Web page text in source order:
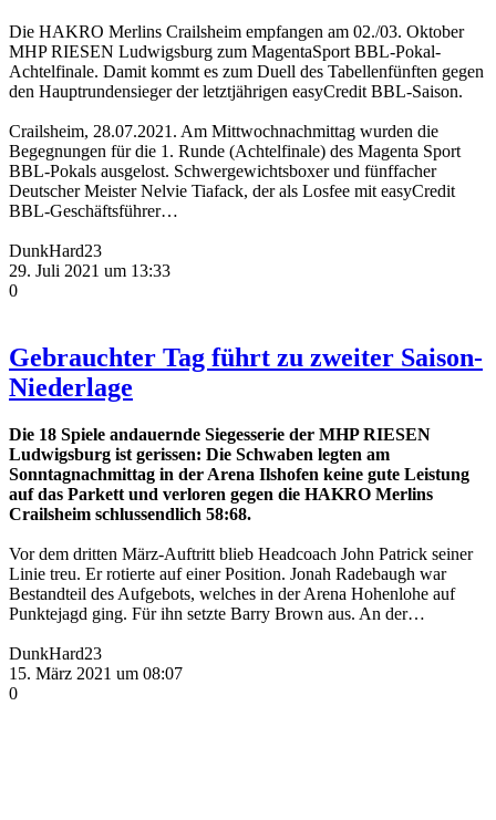
Die HAKRO Merlins Crailsheim empfangen am 02./03. Oktober
MHP RIESEN Ludwigsburg zum MagentaSport BBL-Pokal-
Achtelfinale. Damit kommt es zum Duell des Tabellenfünften gegen
den Hauptrundensieger der letztjährigen easyCredit BBL-Saison.
Crailsheim, 28.07.2021. Am Mittwochnachmittag wurden die
Begegnungen für die 1. Runde (Achtelfinale) des Magenta Sport
BBL-Pokals ausgelost. Schwergewichtsboxer und fünffacher
Deutscher Meister Nelvie Tiafack, der als Losfee mit easyCredit
BBL-Geschäftsführer…
DunkHard23
29. Juli 2021 um 13:33
0
Gebrauchter Tag führt zu zweiter Saison-
Niederlage
Die 18 Spiele andauernde Siegesserie der MHP RIESEN
Ludwigsburg ist gerissen: Die Schwaben legten am
Sonntagnachmittag in der Arena Ilshofen keine gute Leistung
auf das Parkett und verloren gegen die HAKRO Merlins
Crailsheim schlussendlich 58:68.
Vor dem dritten März-Auftritt blieb Headcoach John Patrick seiner
Linie treu. Er rotierte auf einer Position. Jonah Radebaugh war
Bestandteil des Aufgebots, welches in der Arena Hohenlohe auf
Punktejagd ging. Für ihn setzte Barry Brown aus. An der…
DunkHard23
15. März 2021 um 08:07
0